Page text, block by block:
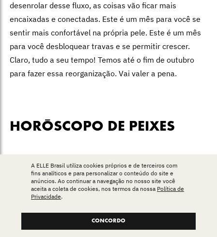
desenrolar desse fluxo, as coisas vão ficar mais
encaixadas e conectadas. Este é um mês para você se
sentir mais confortável na própria pele. Este é um mês
para você desbloquear travas e se permitir crescer.
Claro, tudo a seu tempo! Temos até o fim de outubro
para fazer essa reorganização. Vai valer a pena.
HORÓSCOPO DE PEIXES
A ELLE Brasil utiliza cookies próprios e de terceiros com
fins analíticos e para personalizar o conteúdo do site e
anúncios. Ao continuar a navegação no nosso site você
aceita a coleta de cookies, nos termos da nossa Política de
Privacidade.
CONCORDO